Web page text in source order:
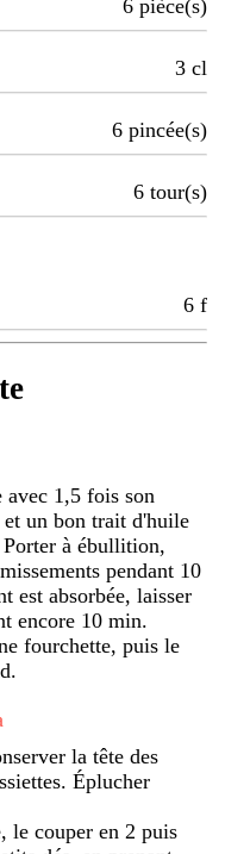
6 pièce(s)
3 cl
6 pincée(s)
6 tour(s)
6 f
avec 1,5 fois son
un bon trait d'huile
à ébullition,
pendant 10
est absorbée, laisser
encore 10 min.
fourchette, puis le
la tête des
Éplucher
le couper en 2 puis